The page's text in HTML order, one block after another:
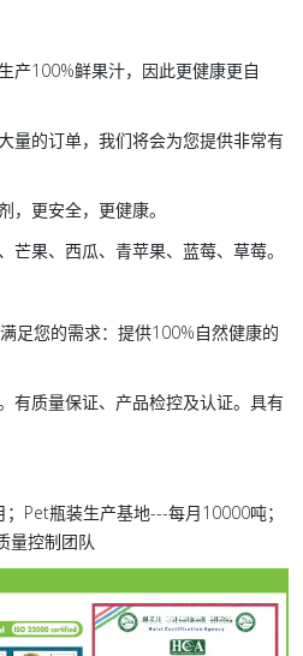
产100%鲜果汁，因此更健康更自
量的订单，我们将会为您提供非常有
，更安全，更健康。
芒果、西瓜、青苹果、蓝莓、草莓。
足您的需求：提供100%自然健康的
有质量保证、产品检控及认证。具有
Pet瓶装生产基地---每月10000吨；
量控制团队